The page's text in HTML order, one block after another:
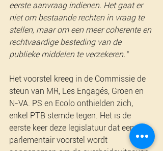
eerste aanvraag indienen. Het gaat er
niet om bestaande rechten in vraag te
stellen, maar om een meer coherente en
rechtvaardige besteding van de
publieke middelen te verzekeren."
Het voorstel kreeg in de Commissie de
steun van MR, Les Engagés, Groen en
N-VA. PS en Ecolo onthielden zich,
enkel PTB stemde tegen. Het is de
eerste keer deze legislatuur dat een
parlementair voorstel wordt